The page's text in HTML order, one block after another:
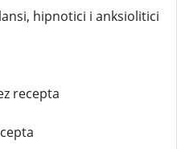
hipnotici i anksiolitici
recepta